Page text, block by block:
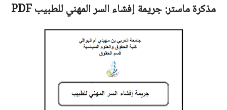
مذكرة ماستر:جريمة إفشاء السر المهني للطبيبPDF